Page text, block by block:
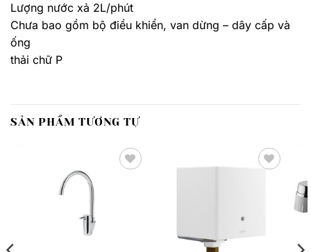
Lượng nước xả 2L/phút
Chưa bao gồm bộ điều khiển, van dừng – dây cấp và
ống
thải chữ P
SẢN PHẨM TƯƠNG TỰ